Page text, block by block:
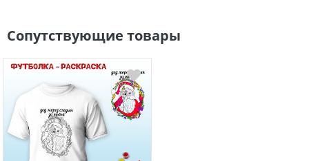
Сопутствующие товары